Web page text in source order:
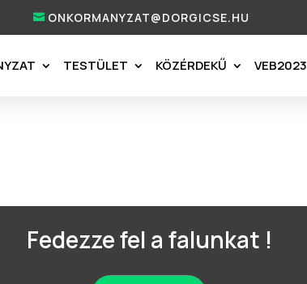
ONKORMANYZAT@DORGICSE.HU
TESTÜLET KÖZÉRDEKŰ VEB2023
Fedezze fel a falunkat !